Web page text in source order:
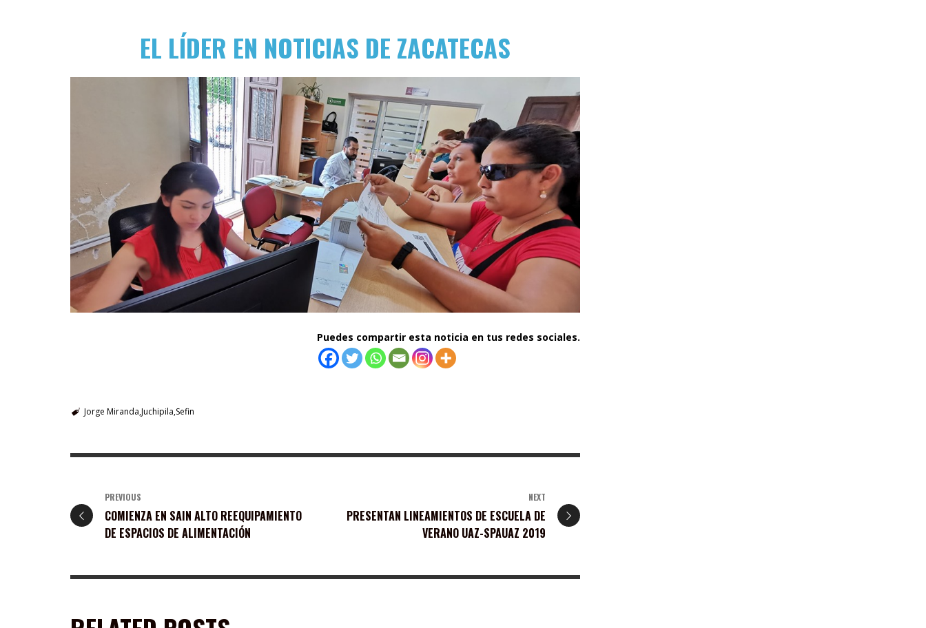
EL LÍDER EN NOTICIAS DE ZACATECAS
Puedes compartir esta noticia en tus redes sociales.
Jorge Miranda Juchipila Sefin
PREVIOUS
COMIENZA EN SAIN ALTO REEQUIPAMIENTO
DE ESPACIOS DE ALIMENTACIÓN
NEXT
PRESENTAN LINEAMIENTOS DE ESCUELA DE
VERANO UAZ-SPAUAZ 2019